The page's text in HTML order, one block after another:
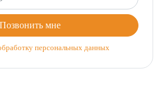
Позвонить мне
персональных данных